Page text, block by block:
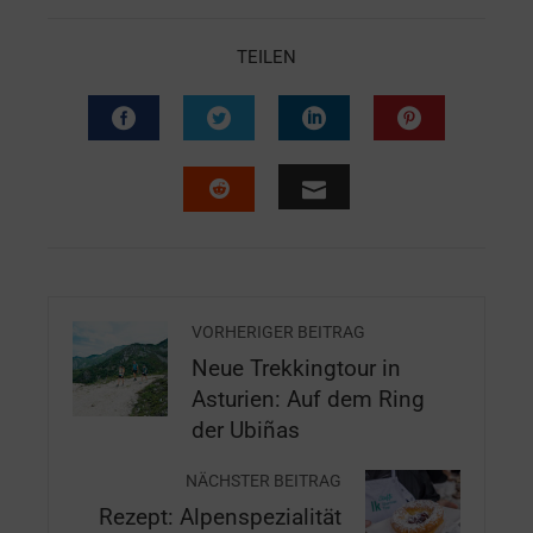
TEILEN
VORHERIGER BEITRAG
Neue Trekkingtour in
Asturien: Auf dem Ring
der Ubiñas
NÄCHSTER BEITRAG
Rezept: Alpenspezialität